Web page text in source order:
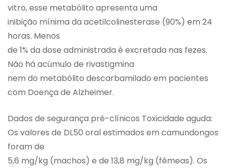
vitro, esse metabólito apresenta uma
inibição mínima da acetilcolinesterase (90%) em 24
horas. Menos
de 1% da dose administrada é excretada nas fezes.
Não há acúmulo de rivastigmina
nem do metabólito descarbamilado em pacientes
com Doença de Alzheimer.
Dados de segurança pré-clínicos Toxicidade aguda:
Os valores de DL50 oral estimados em camundongos
foram de
5,6 mg/kg (machos) e de 13,8 mg/kg (fêmeas). Os